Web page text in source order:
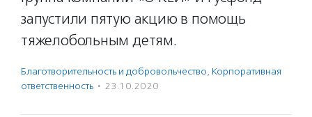
запустили пятую акцию в помощь
тяжелобольным детям.
Благотвори­тель­ность и доброволь­чест­во, Корпоративная
ответственность · 23.10.2020